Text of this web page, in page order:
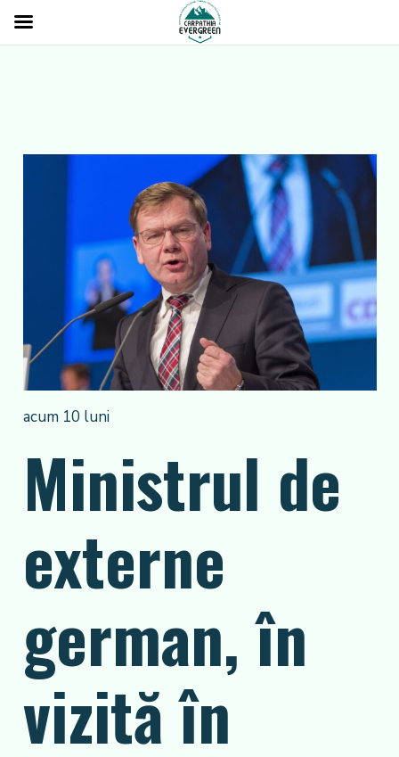
acum 10 luni
Ministrul de
externe
german, în
vizită în